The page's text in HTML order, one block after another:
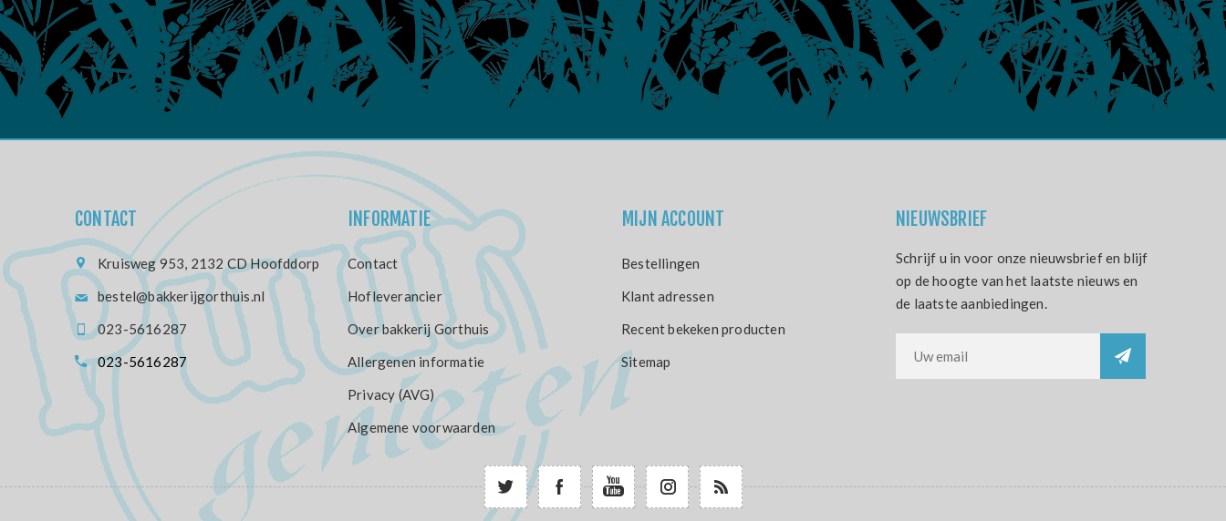
CONTACT
Kruisweg 953, 2132 CD Hoofddorp
bestel@bakkerijgorthuis.nl
023-5616287
023-5616287
INFORMATIE
Contact
Hofleverancier
Over bakkerij Gorthuis
Allergenen informatie
Privacy (AVG)
Algemene voorwaarden
MIJN ACCOUNT
Bestellingen
Klant adressen
Recent bekeken producten
Sitemap
NIEUWSBRIEF
Schrijf u in voor onze nieuwsbrief en blijf
op de hoogte van het laatste nieuws en
de laatste aanbiedingen.